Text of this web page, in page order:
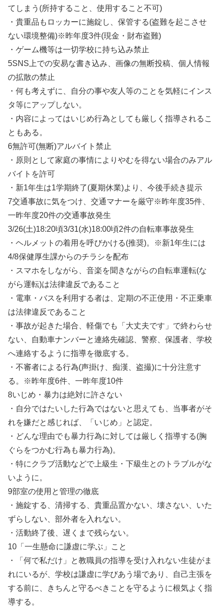
てしまう(所持すること、使用すること不可)
・貴重品もロッカーに施錠し、保管する(盗難を起こさせ
ない環境整備)※昨年度3件(現金・財布盗難)
・ゲーム機等は一切学校に持ち込み禁止
5SNS上での安易な書き込み、画像の無断投稿、個人情報
の拡散の禁止
・何も考えずに、自分の事や友人等のことを気軽にインス
タ等にアップしない。
・内容によってはいじめ行為としても厳しく指導されるこ
ともある。
6無許可(無断)アルバイト禁止
・原則として家庭の事情によりやむを得ない場合のみアル
バイトを許可
・新1年生は1学期終了(夏期休業)より、今後手続き提示
7交通事故に気をつけ、交通マナーを厳守※昨年度35件、
一昨年度20件の交通事故発生
3/26(土)18:20頃3/31(水)18:00頃2件の自転車事故発生
・ヘルメットの着用を呼びかける(推奨)。※新1年生には
4/8保健厚生課からのチラシを配布
・スマホをしながら、音楽を聞きながらの自転車運転(な
がら運転)は法律違反であること
・電車・バスを利用する者は、定期の不正使用・不正乗車
は法律違反であること
・事故が起きた場合、軽傷でも「大丈夫です」で終わらせ
ない、自動車ナンバーと連絡先確認、警察、保護者、学校
へ連絡するように指導を徹底する。
・不審者による行為(声掛け、痴漢、盗撮)に十分注意す
る。※昨年度6件、一昨年度10件
8いじめ・暴力は絶対に許さない
・自分ではたいした行為ではないと思えても、当事者がそ
れを嫌だと感じれば、「いじめ」と認定。
・どんな理由でも暴力行為に対しては厳しく指導する(胸
ぐらをつかむ行為も暴力行為)。
・特にクラブ活動などで上級生・下級生とのトラブルがな
いように。
9部室の使用と管理の徹底
・施錠する、清掃する、貴重品置かない、壊さない、いた
ずらしない、部外者を入れない。
・活動終了後、遅くまで残らない。
10「一生懸命に謙虚に学ぶ」こと
・「何で私だけ」と教職員の指導を受け入れない生徒がま
れにいるが、学校は謙虚に学びあう場であり、自己主張を
する前に、きちんと守るべきことを守るように根気よく指
導する。